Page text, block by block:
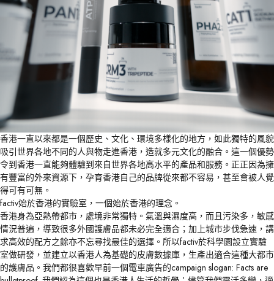
香港一直以來都是一個歷史、文化、環境多樣化的地方，如此獨特的風貌
吸引世界各地不同的人與物走進香港，造就多元文化的融合。這一個優勢
令到香港一直能夠體驗到來自世界各地高水平的產品和服務。正正因為擁
有豐富的外來資源下，孕育香港自己的品牌從來都不容易，甚至會被人覺
得可有可無。
factiv始於香港的實驗室，一個始於香港的理念。
香港身為亞熱帶都市，處境非常獨特。氣溫與濕度高，而且污染多，敏感
情況普遍，導致很多外國護膚品都未必完全適合；加上城市步伐急速，講
求高效的配方之餘亦不忘尋找最佳的選擇。所以factiv於科學園設立實驗
室做研發，並建立以香港人為基礎的皮膚數據庫，生產出適合這種大都市
的護膚品。我們都很喜歡早前一個電車廣告的campaign slogan: Facts are